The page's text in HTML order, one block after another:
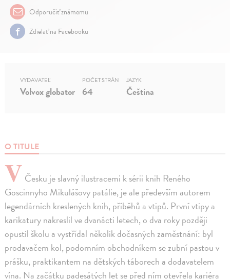
Odporučiť známemu
Zdielať na Facebooku
O TITULE
V Česku je slavný ilustracemi k sérii knih Reného
Goscinnyho Mikulášovy patálie, je ale především autorem
legendárních kreslených knih, příběhů a vtipů. První vtipy a
karikatury nakreslil ve dvanácti letech, o dva roky později
opustil školu a vystřídal několik dočasných zaměstnání: byl
prodavačem kol, podomním obchodníkem se zubní pastou v
prášku, praktikantem na dětských táborech a dodavatelem
vína. Na začátku padesátých let se před ním otevřela kariéra
VYDAVATEĽ
Volvox globator
POČET STRÁN
64
JAZYK
Čeština